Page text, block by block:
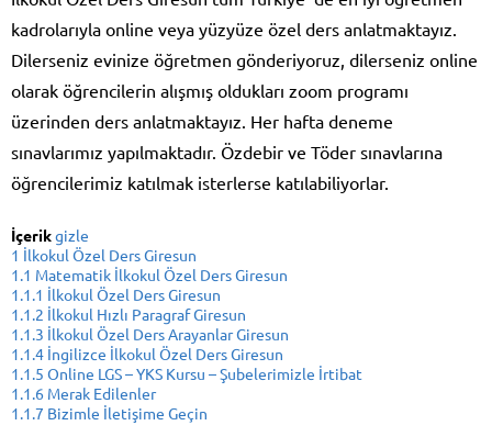
kadrolarıyla online veya yüzyüze özel ders anlatmaktayız.
Dilerseniz evinize öğretmen gönderiyoruz, dilerseniz online
olarak öğrencilerin alışmış oldukları zoom programı
üzerinden ders anlatmaktayız. Her hafta deneme
sınavlarımız yapılmaktadır. Özdebir ve Töder sınavlarına
öğrencilerimiz katılmak isterlerse katılabiliyorlar.
İçerikgizle
1 İlkokul Özel Ders Giresun
1.1 Matematik İlkokul Özel Ders Giresun
1.1.1 İlkokul Özel Ders Giresun
1.1.2 İlkokul Hızlı Paragraf Giresun
1.1.3 İlkokul Özel Ders Arayanlar Giresun
1.1.4 İngilizce İlkokul Özel Ders Giresun
1.1.5 Online LGS – YKS Kursu – Şubelerimizle İrtibat
1.1.6 Merak Edilenler
1.1.7 Bizimle İletişime Geçin